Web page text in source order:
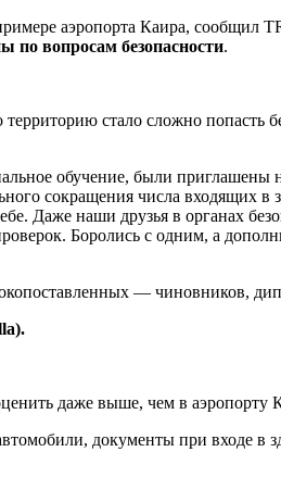
аэропорта Каира, сообщил
по вопросам безопасности.
стало сложно попасть
обучение, были
сокращения числа входящих в
Даже наши друзья в органах
Боролись с одним, а
— чиновников,
даже выше, чем в аэропорту
документы при входе в